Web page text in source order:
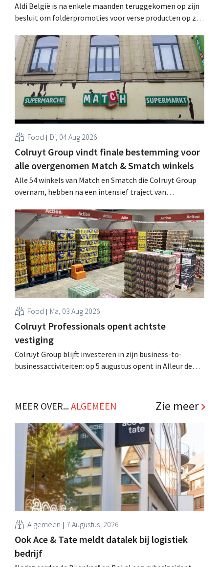
Aldi België is na enkele maanden teruggekomen op zijn
besluit om folderpromoties voor verse producten op zijn
werking treden: "Onze klanten willen goed
geïnformeerd worden." .
Food Di, 04 Aug 2026
Colruyt Group vindt finale bestemming voor
alle overgenomen Match & Smatch winkels
Alle 54 winkels van Match en Smatch die Colruyt Group
overnam, hebben na een intensief traject van
Al is die bestemming voor sommige panden een sluiting.
Food Ma, 03 Aug 2026
Colruyt Professionals opent achtste
vestiging
Colruyt Group blijft investeren in zijn business-to-
businessactiviteiten: op 5 augustus opent in Alleur de
klanten. .
MEER OVER...ALGEMEEN Zie meer
Algemeen 7 Augustus, 2026
Ook Ace & Tate meldt datalek bij logistiek
bedrijf